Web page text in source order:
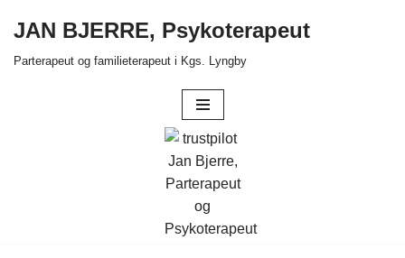
JAN BJERRE, Psykoterapeut
Parterapeut og familieterapeut i Kgs. Lyngby